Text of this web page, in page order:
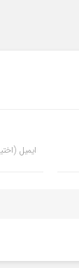
ایمیل